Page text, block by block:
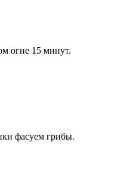
огне 15 минут.
фасуем грибы.